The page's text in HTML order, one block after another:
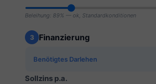
Beleihung: 89% — ok, Standardkonditionen
3 Finanzierung
Benötigtes Darlehen
Sollzins p.a.